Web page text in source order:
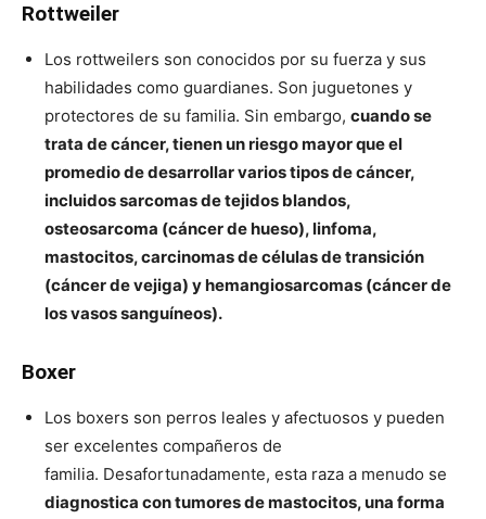
Rottweiler
Los rottweilers son conocidos por su fuerza y ​​sus
habilidades como guardianes. Son juguetones y
protectores de su familia. Sin embargo, cuando se
trata de cáncer, tienen un riesgo mayor que el
promedio de desarrollar varios tipos de cáncer,
incluidos sarcomas de tejidos blandos,
osteosarcoma (cáncer de hueso), linfoma,
mastocitos, carcinomas de células de transición
(cáncer de vejiga) y hemangiosarcomas (cáncer de
los vasos sanguíneos).
Boxer
Los boxers son perros leales y afectuosos y pueden
ser excelentes compañeros de
familia. Desafortunadamente, esta raza a menudo se
diagnostica con tumores de mastocitos, una forma